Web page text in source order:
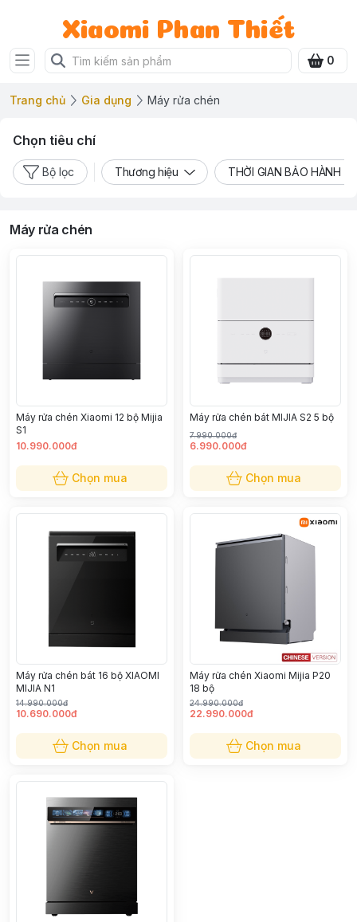
Xiaomi Phan Thiết
0
Trang chủ Gia dụng Máy rửa chén
Chọn tiêu chí
Bộ lọc Thương hiệu THỜI GIAN BẢO HÀNH
Máy rửa chén
Máy rửa chén Xiaomi 12 bộ Mijia
S1
10.990.000đ
Chọn mua
Máy rửa chén bát MIJIA S2 5 bộ
7.990.000đ
6.990.000đ
Chọn mua
Máy rửa chén bát 16 bộ XIAOMI
MIJIA N1
14.990.000đ
10.690.000đ
Chọn mua
Máy rửa chén Xiaomi Mijia P20
18 bộ
24.990.000đ
22.990.000đ
Chọn mua